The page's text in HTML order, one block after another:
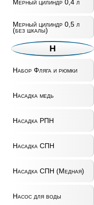
Мерный цилиндр 0,4 л
Мерный цилиндр 0,5 л
(без шкалы)
Н
Набор Фляга и рюмки
Насадка медь
Насадка РПН
Насадка СПН
Насадка СПН (Медная)
Насос для воды